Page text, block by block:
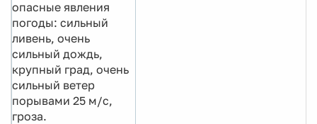
опасные явления
погоды: сильный
ливень, очень
сильный дождь,
крупный град, очень
сильный ветер
порывами 25 м/с,
гроза.